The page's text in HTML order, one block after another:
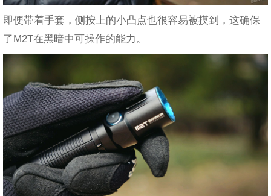
即便带着手套，侧按上的小凸点也很容易被摸到，这确保
了M2T在黑暗中可操作的能力。